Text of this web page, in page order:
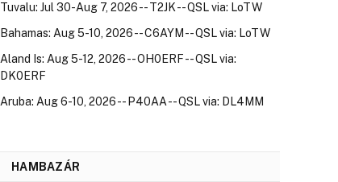
Tuvalu: Jul 30-Aug 7, 2026 -- T2JK -- QSL via: LoTW
Bahamas: Aug 5-10, 2026 -- C6AYM -- QSL via: LoTW
Aland Is: Aug 5-12, 2026 -- OH0ERF -- QSL via:
DK0ERF
Aruba: Aug 6-10, 2026 -- P40AA -- QSL via: DL4MM
HAMBAZÁR